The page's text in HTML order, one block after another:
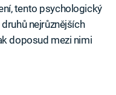
tento psychologický
nejrůznějších
doposud mezi nimi